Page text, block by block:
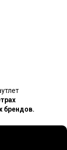
брендов.